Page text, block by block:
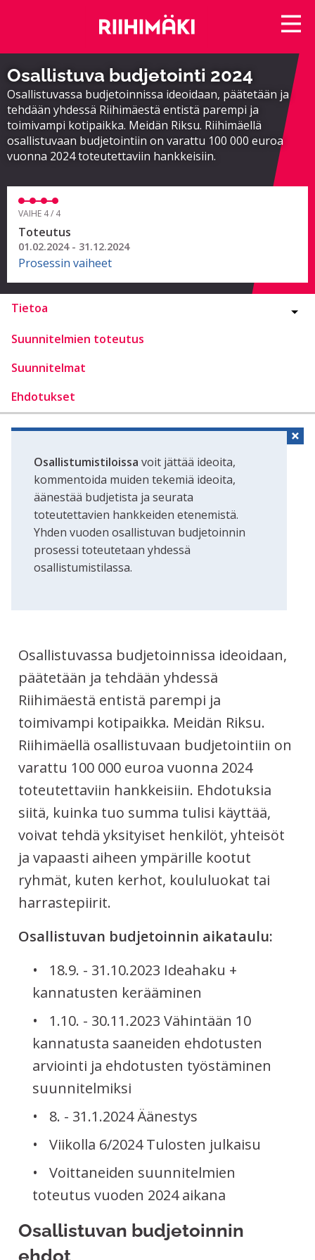
Osallistuva budjetointi 2024
Osallistuvassa budjetoinnissa ideoidaan, päätetään ja
tehdään yhdessä Riihimäestä entistä parempi ja
toimivampi kotipaikka. Meidän Riksu. Riihimäellä
osallistuvaan budjetointiin on varattu 100 000 euroa
vuonna 2024 toteutettaviin hankkeisiin.
VAIHE 4 / 4
Toteutus
01.02.2024 - 31.12.2024
Prosessin vaiheet
Tietoa
Suunnitelmien toteutus
Suunnitelmat
Ehdotukset
Osallistumistiloissa voit jättää ideoita,
kommentoida muiden tekemiä ideoita,
äänestää budjetista ja seurata
toteutettavien hankkeiden etenemistä.
Yhden vuoden osallistuvan budjetoinnin
prosessi toteutetaan yhdessä
osallistumistilassa.
Tietoa tästä prosessista
Osallistuvassa budjetoinnissa ideoidaan,
päätetään ja tehdään yhdessä
Riihimäestä entistä parempi ja
toimivampi kotipaikka. Meidän Riksu.
Riihimäellä osallistuvaan budjetointiin on
varattu 100 000 euroa vuonna 2024
toteutettaviin hankkeisiin. Ehdotuksia
siitä, kuinka tuo summa tulisi käyttää,
voivat tehdä yksityiset henkilöt, yhteisöt
ja vapaasti aiheen ympärille kootut
ryhmät, kuten kerhot, koululuokat tai
harrastepiirit.
Osallistuvan budjetoinnin aikataulu:
18.9. - 31.10.2023 Ideahaku +
kannatusten kerääminen
1.10. - 30.11.2023 Vähintään 10
kannatusta saaneiden ehdotusten
arviointi ja ehdotusten työstäminen
suunnitelmiksi
8. - 31.1.2024 Äänestys
Viikolla 6/2024 Tulosten julkaisu
Voittaneiden suunnitelmien
toteutus vuoden 2024 aikana
Osallistuvan budjetoinnin